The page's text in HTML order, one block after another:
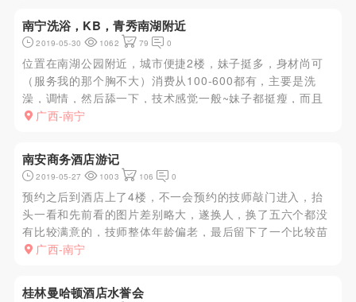
荐，也没很抗拒，可...
南宁洗浴，KB，青秀南湖附近
2019-05-30 1062 79 0
位置在南湖公园附近，城市便捷2楼，妹子挺多，身材尚可
（服务我的那个胸不大）消费从100-600都有，主要是洗
澡，调情，然后舔一下，技术感觉一般~妹子都挺瘦，而且
人不少，可以挑，环境一般，都是那种红紫灯光，氛围一
荐，也没很抗拒，可...
广西-南宁
南安商务酒店游记
2019-05-27 1003 106 0
预约之后到酒店上了4楼，不一会预约的技师敲门进入，抬
头一看和先前看的图片差别略大，遂换人，换了五六个都没
有比较满意的，技师整体年龄偏老，最后留下了一个比较苗
条的开始服务。技师服务是很认真的，但是长相真的令我无
技师进来才出水，稍...
广西-南宁
桂林曼哈顿酒店水誉会